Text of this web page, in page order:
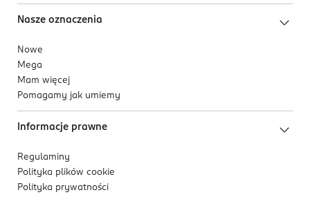
Nasze oznaczenia
Nowe
Mega
Mam więcej
Pomagamy jak umiemy
Informacje prawne
Regulaminy
Polityka plików cookie
Polityka prywatności